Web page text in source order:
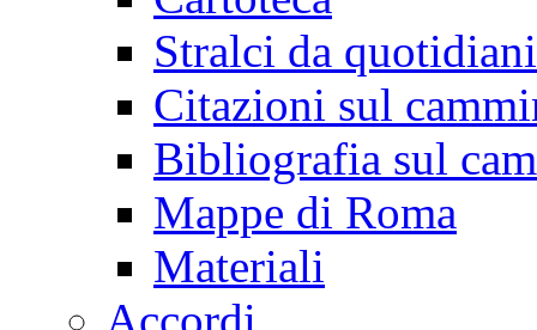
Stralci da
Citazioni sul
Bibliografia sul
Mappe di Roma
Materiali
Accordi